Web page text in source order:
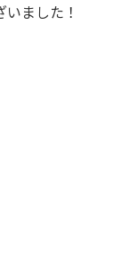
ました！